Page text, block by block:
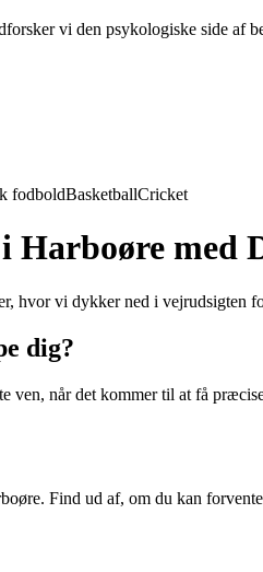
vi den psykologiske side
fodboldBasketballCricket
Harboøre med
hvor vi dykker ned i vejrudsigten
dig?
ven, når det kommer til at få
Find ud af, om du kan